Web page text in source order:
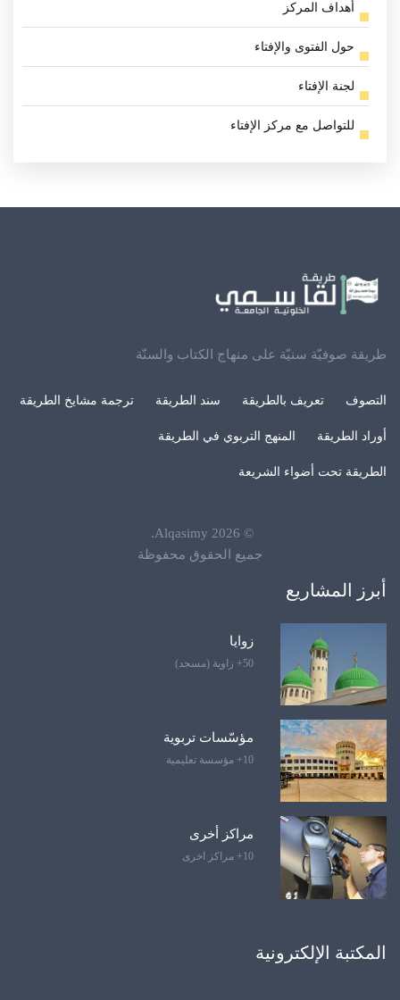
أهداف المركز
حول الفتوى والإفتاء
لجنة الإفتاء
للتواصل مع مركز الإفتاء
طريقة صوفيّة سنيّة على منهاج الكتاب والسنّة
التصوف تعريف بالطريقة سند الطريقة ترجمة مشايخ الطريقة
أوراد الطريقة المنهج التربوي في الطريقة
الطريقة تحت أضواء الشريعة
©
2026
Alqasimy
.
جميع الحقوق محفوظة
أبرز المشاريع
زوايا
50+ زاوية (مسجد)
مؤسّسات تربوية
10+ مؤسسة تعليمية
مراكز أخرى
10+ مراكز اخرى
المكتبة الإلكترونية